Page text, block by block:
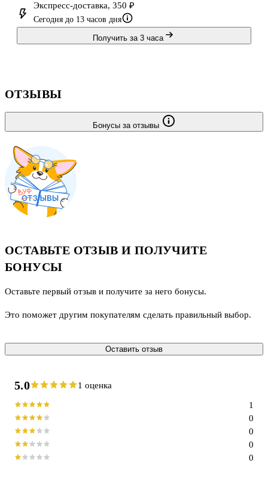
Экспресс-доставка, 350 ₽
Сегодня до 13 часов дня
Получить за 3 часа
ОТЗЫВЫ
Бонусы за отзывы
ОСТАВЬТЕ ОТЗЫВ И ПОЛУЧИТЕ
БОНУСЫ
Оставьте первый отзыв и получите за него бонусы.
Это поможет другим покупателям сделать правильный выбор.
Оставить отзыв
5.0 1 оценка
0
0
0
0
1